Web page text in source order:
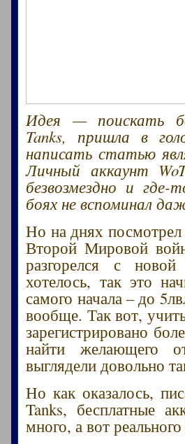
Идея — поискать
Tanks, пришла в
написать статью
Личный аккаунт
безвозмездно и
боях не вспоминал
Но на днях посмотрел
Второй Мировой
разгорелся с
хотелось, так это
самого начала – до
вообще. Так вот,
зарегистрировано
найти желающего
выглядели довольно
Но как оказалось,
Tanks, бесплатные
много, а вот